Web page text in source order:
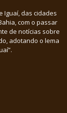
Iguaí, das cidades
com o passar
de notícias sobre
adotando o lema